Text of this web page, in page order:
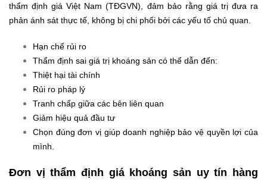
thẩm định giá Việt Nam (TĐGVN), đảm bảo rằng giá trị đưa ra
phản ánh sát thực tế, không bị chi phối bởi các yếu tố chủ quan.
Hạn chế rủi ro
Thẩm định sai giá trị khoáng sản có thể dẫn đến:
Thiệt hại tài chính
Rủi ro pháp lý
Tranh chấp giữa các bên liên quan
Giảm hiệu quả đầu tư
Chọn đúng đơn vị giúp doanh nghiệp bảo vệ quyền lợi của
mình.
Đơn vị thẩm định giá khoáng sản uy tín hàng